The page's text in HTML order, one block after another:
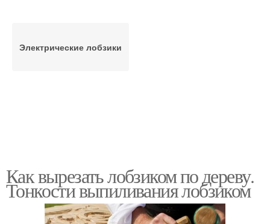
Электрические лобзики
Как вырезать лобзиком по дереву.
Тонкости выпиливания лобзиком